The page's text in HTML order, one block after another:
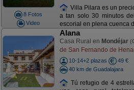
8 Fotos
Video
Villa Pilara es un
a tan solo 30 minutos
escorial en plena cuenca
Alana
Casa Rural en Mondéjar
de San Fernando de
10-14+2 plazas
49 €
40 km de Guadalajara
Tú refugio de 4